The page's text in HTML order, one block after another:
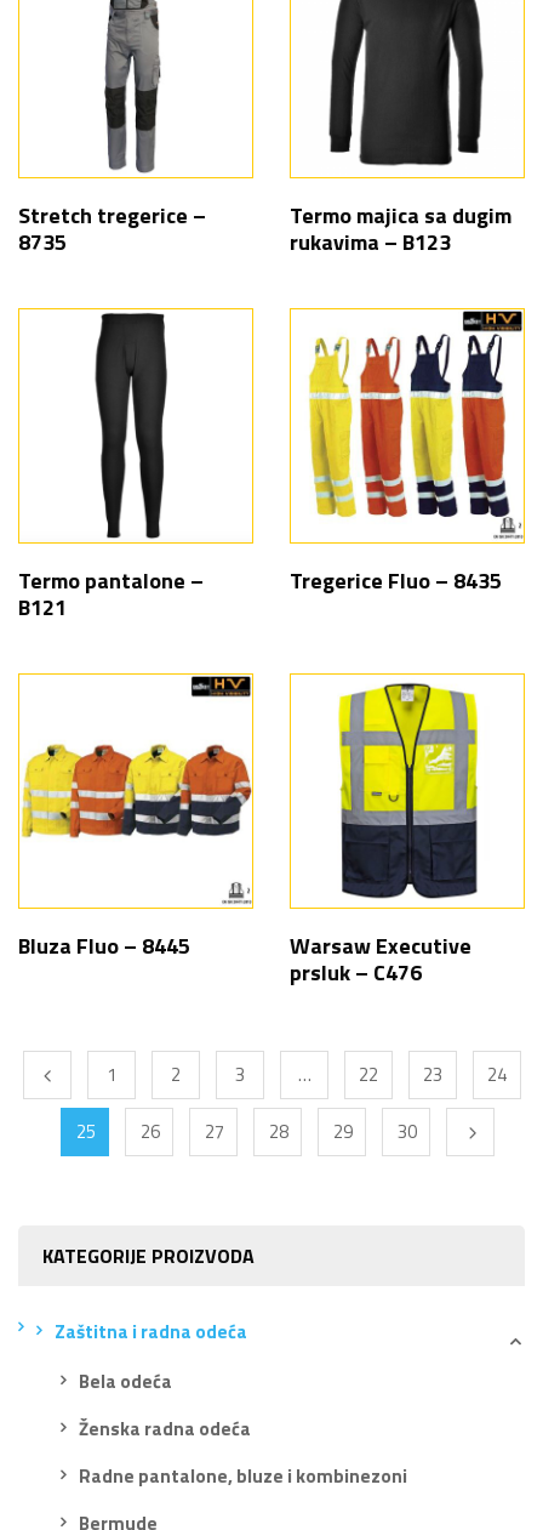
KATEGORIJE PROIZVODA
Zaštitna i radna odeća
Bela odeća
Ženska radna odeća
Radne pantalone, bluze i kombinezoni
Bermude
Stretch tregerice –
8735
Termo majica sa dugim
rukavima – B123
Termo pantalone –
B121
Tregerice Fluo – 8435
Bluza Fluo – 8445
Warsaw Executive
prsluk – C476
1 2 3 … 22 23 24
25 26 27 28 29 30